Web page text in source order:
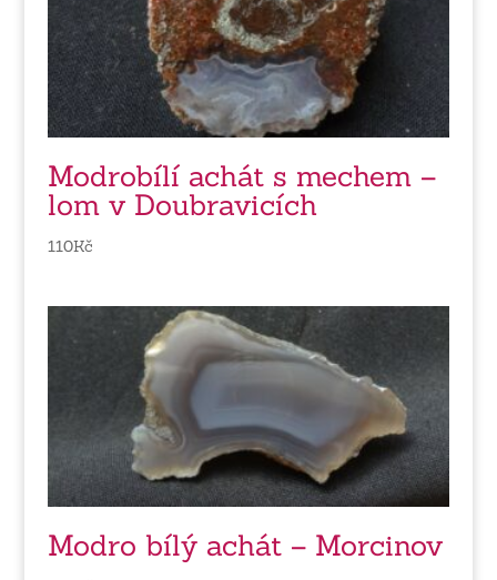
Modrobílí achát s mechem –
lom v Doubravicích
110Kč
Modro bílý achát – Morcinov